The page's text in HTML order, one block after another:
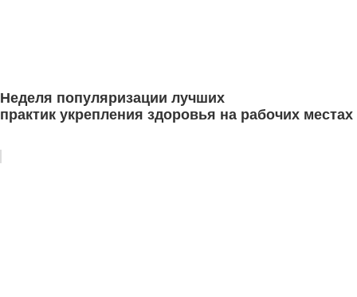
Неделя популяризации лучших
практик укрепления здоровья на рабочих местах